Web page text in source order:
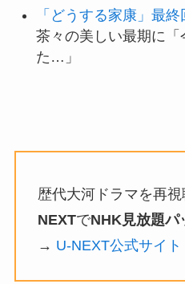
「どうする家康」最
茶々の美しい最期に「
た…」
歴代大河ドラマを再
NEXTでNHK見放題パ
→ U-NEXT公式サイト